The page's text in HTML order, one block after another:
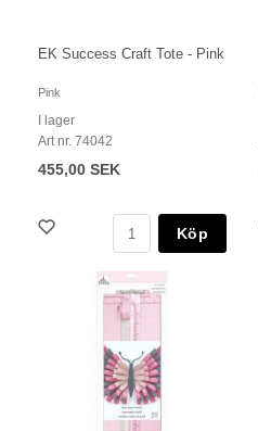
EK Success Craft Tote - Pink
Pink
I lager
Art nr. 74042
455,00 SEK
Köp